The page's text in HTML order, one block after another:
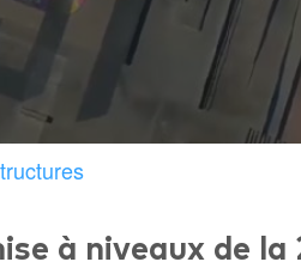
à niveaux de